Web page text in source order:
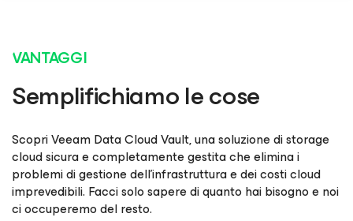
VANTAGGI
Semplifichiamo le cose
Scopri Veeam Data Cloud Vault, una soluzione di storage
cloud sicura e completamente gestita che elimina i
problemi di gestione dell'infrastruttura e dei costi cloud
imprevedibili. Facci solo sapere di quanto hai bisogno e noi
ci occuperemo del resto.